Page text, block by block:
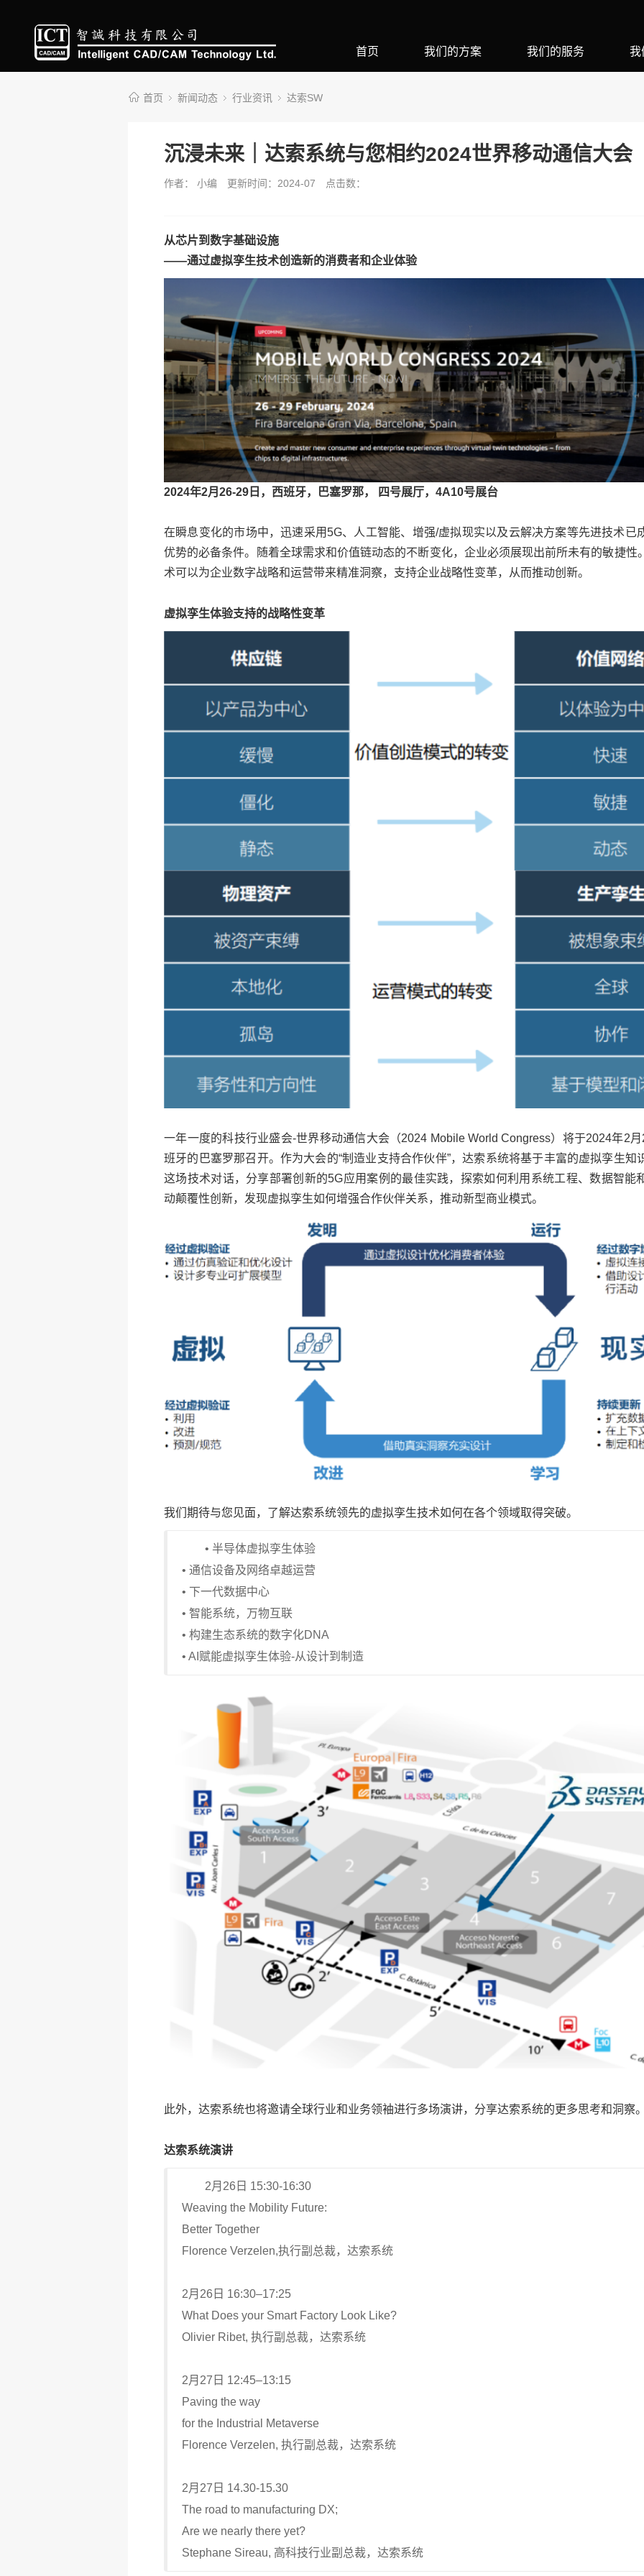
首页 我们的方案 我们的服务 我
首页 新闻动态 行业资讯 达索SW
沉浸未来｜达索系统与您相约2024世界移动通信大会
作者： 小编 更新时间：2024-07 点击数：
从芯片到数字基础设施
——通过虚拟孪生技术创造新的消费者和企业体验
2024年2月26-29日，西班牙，巴塞罗那， 四号展厅，4A10号展台
在瞬息变化的市场中，迅速采用5G、人工智能、增强/虚拟现实以及云解决方案等先进技术已
优势的必备条件。随着全球需求和价值链动态的不断变化，企业必须展现出前所未有的敏捷性
术可以为企业数字战略和运营带来精准洞察，支持企业战略性变革，从而推动创新。
虚拟孪生体验支持的战略性变革
一年一度的科技行业盛会-世界移动通信大会（2024 Mobile World Congress）将于2024年2
班牙的巴塞罗那召开。作为大会的“制造业支持合作伙伴”，达索系统将基于丰富的虚拟孪生知
这场技术对话，分享部署创新的5G应用案例的最佳实践，探索如何利用系统工程、数据智能
动颠覆性创新，发现虚拟孪生如何增强合作伙伴关系，推动新型商业模式。
我们期待与您见面，了解达索系统领先的虚拟孪生技术如何在各个领域取得突破。
• 半导体虚拟孪生体验
• 通信设备及网络卓越运营
• 下一代数据中心
• 智能系统，万物互联
• 构建生态系统的数字化DNA
• AI赋能虚拟孪生体验-从设计到制造
此外，达索系统也将邀请全球行业和业务领袖进行多场演讲，分享达索系统的更多思考和洞察
达索系统演讲
2月26日 15:30-16:30
Weaving the Mobility Future:
Better Together
Florence Verzelen,执行副总裁，达索系统
2月26日 16:30–17:25
What Does your Smart Factory Look Like?
Olivier Ribet, 执行副总裁，达索系统
2月27日 12:45–13:15
Paving the way
for the Industrial Metaverse
Florence Verzelen, 执行副总裁，达索系统
2月27日 14.30-15.30
The road to manufacturing DX;
Are we nearly there yet?
Stephane Sireau, 高科技行业副总裁，达索系统